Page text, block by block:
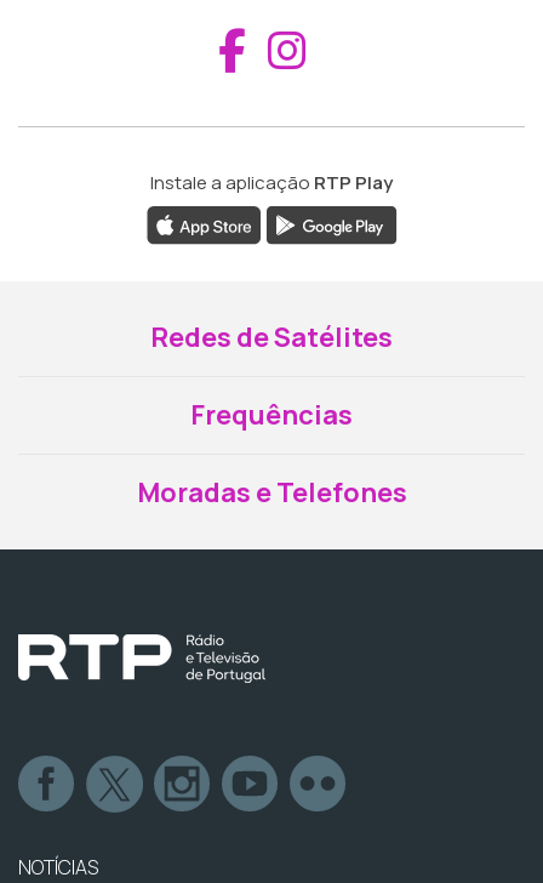
Aceder ao
Instale a aplicação RTP Play
Redes de Satélites
Frequências
Moradas e Telefones
NOTÍCIAS